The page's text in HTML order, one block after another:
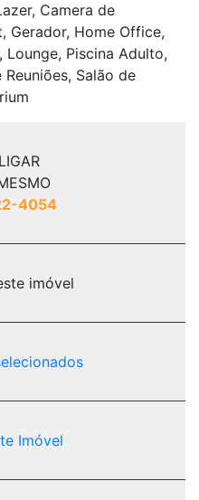
4054
imóvel
Imóvel
Camera de
Gerador, Home Office,
Piscina Adulto,
Salão de